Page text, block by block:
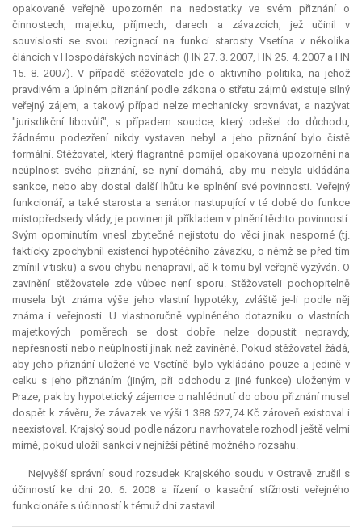
opakovaně veřejně upozorněn na nedostatky ve svém přiznání o
činnostech, majetku, příjmech, darech a závazcích, jež učinil v
souvislosti se svou rezignací na funkci starosty Vsetína v několika
článcích v Hospodářských novinách (HN 27. 3. 2007, HN 25. 4. 2007 a HN
15. 8. 2007). V případě stěžovatele jde o aktivního politika, na jehož
pravdivém a úplném přiznání podle zákona o střetu zájmů existuje silný
veřejný zájem, a takový případ nelze mechanicky srovnávat, a nazývat
"jurisdikční libovůlí", s případem soudce, který odešel do důchodu,
žádnému podezření nikdy vystaven nebyl a jeho přiznání bylo čistě
formální. Stěžovatel, který flagrantně pomíjel opakovaná upozornění na
neúplnost svého přiznání, se nyní domáhá, aby mu nebyla ukládána
sankce, nebo aby dostal další lhůtu ke splnění své povinnosti. Veřejný
funkcionář, a také starosta a senátor nastupující v té době do funkce
místopředsedy vlády, je povinen jít příkladem v plnění těchto povinností.
Svým opominutím vnesl zbytečně nejistotu do věci jinak nesporné (tj.
fakticky zpochybnil existenci hypotéčního závazku, o němž se před tím
zmínil v tisku) a svou chybu nenapravil, ač k tomu byl veřejně vyzýván. O
zavinění stěžovatele zde vůbec není sporu. Stěžovateli pochopitelně
musela být známa výše jeho vlastní hypotéky, zvláště je-li podle něj
známa i veřejnosti. U vlastnoručně vyplněného dotazníku o vlastních
majetkových poměrech se dost dobře nelze dopustit nepravdy,
nepřesnosti nebo neúplnosti jinak než zaviněně. Pokud stěžovatel žádá,
aby jeho přiznání uložené ve Vsetíně bylo vykládáno pouze a jedině v
celku s jeho přiznáním (jiným, při odchodu z jiné funkce) uloženým v
Praze, pak by hypotetický zájemce o nahlédnutí do obou přiznání musel
dospět k závěru, že závazek ve výši 1 388 527,74 Kč zároveň existoval i
neexistoval. Krajský soud podle názoru navrhovatele rozhodl ještě velmi
mírně, pokud uložil sankci v nejnižší pětině možného rozsahu.
Nejvyšší správní soud rozsudek Krajského soudu v Ostravě zrušil s
účinností ke dni 20. 6. 2008 a řízení o kasační stížnosti veřejného
funkcionáře s účinností k témuž dni zastavil.